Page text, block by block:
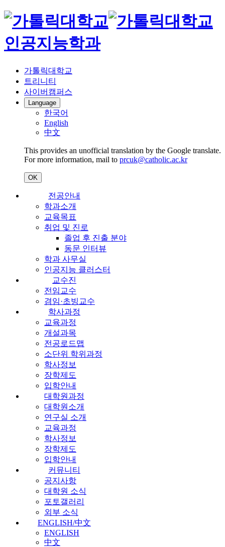
인공지능학과
가톨릭대학교
트리니티
사이버캠퍼스
Language
한국어
English
中文
This provides an unofficial translation by the Google translate.
For more information, mail to prcuk@catholic.ac.kr
OK
전공안내
학과소개
교육목표
취업 및 진로
졸업 후 진출 분야
동문 인터뷰
학과 사무실
인공지능 클러스터
교수진
전임교수
겸임·초빙교수
학사과정
교육과정
개설과목
전공로드맵
소단위 학위과정
학사정보
장학제도
입학안내
대학원과정
대학원소개
연구실 소개
교육과정
학사정보
장학제도
입학안내
커뮤니티
공지사항
대학원 소식
포토갤러리
외부 소식
ENGLISH/中文
ENGLISH
中文